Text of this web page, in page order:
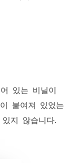
있는 비닐이
붙여져 있었는
지 않습니다.